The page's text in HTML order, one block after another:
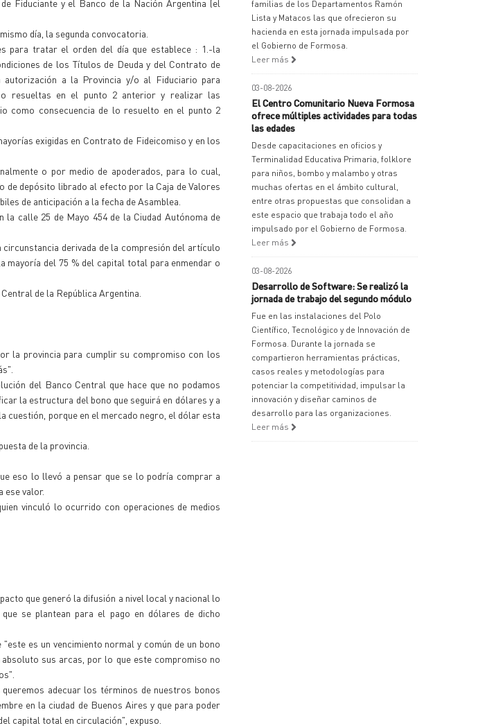
Fiduciante y el Banco de la Nación Argentina (el
día, la segunda convocatoria.
para tratar el orden del día que establece : 1.-la
de los Títulos de Deuda y del Contrato de
a la Provincia y/o al Fiduciario para
resueltas en el punto 2 anterior y realizar las
como consecuencia de lo resuelto en el punto 2
exigidas en Contrato de Fideicomiso y en los
o por medio de apoderados, para lo cual,
de depósito librado al efecto por la Caja de Valores
de anticipación a la fecha de Asamblea.
calle 25 de Mayo 454 de la Ciudad Autónoma de
derivada de la compresión del artículo
mayoría del 75 % del capital total para enmendar o
de la República Argentina.
la provincia para cumplir su compromiso con los
del Banco Central que hace que no podamos
la estructura del bono que seguirá en dólares y a
cuestión, porque en el mercado negro, el dólar esta
de la provincia.
eso lo llevó a pensar que se lo podría comprar a
ese valor.
vinculó lo ocurrido con operaciones de medios
que generó la difusión a nivel local y nacional lo
se plantean para el pago en dólares de dicho
es un vencimiento normal y común de un bono
sus arcas, por lo que este compromiso no
adecuar los términos de nuestros bonos
en la ciudad de Buenos Aires y que para poder
capital total en circulación", expuso.
familias de los Departamentos Ramón
Lista y Matacos las que ofrecieron su
hacienda en esta jornada impulsada por
el Gobierno de Formosa.
Leer más
03-08-2026
El Centro Comunitario Nueva Formosa
ofrece múltiples actividades para todas
las edades
Desde capacitaciones en oficios y
Terminalidad Educativa Primaria, folklore
para niños, bombo y malambo y otras
muchas ofertas en el ámbito cultural,
entre otras propuestas que consolidan a
este espacio que trabaja todo el año
impulsado por el Gobierno de Formosa.
Leer más
03-08-2026
Desarrollo de Software: Se realizó la
jornada de trabajo del segundo módulo
Fue en las instalaciones del Polo
Científico, Tecnológico y de Innovación de
Formosa. Durante la jornada se
compartieron herramientas prácticas,
casos reales y metodologías para
potenciar la competitividad, impulsar la
innovación y diseñar caminos de
desarrollo para las organizaciones.
Leer más